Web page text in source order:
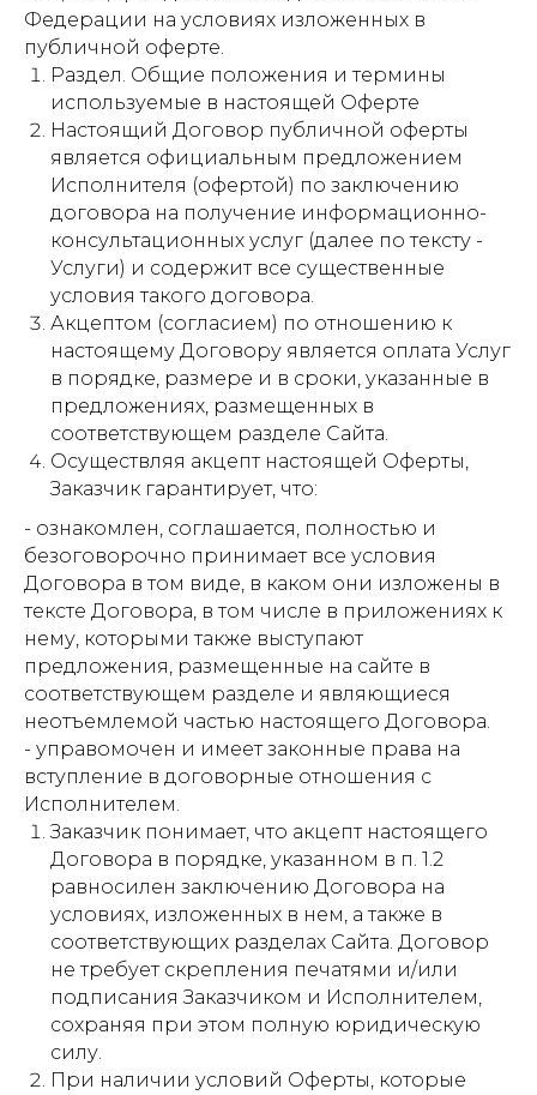
Федерации на условиях изложенных в
публичной оферте.
Раздел. Общие положения и термины
используемые в настоящей Оферте
Настоящий Договор публичной оферты
является официальным предложением
Исполнителя (офертой) по заключению
договора на получение информационно-
консультационных услуг (далее по тексту -
Услуги) и содержит все существенные
условия такого договора.
Акцептом (согласием) по отношению к
настоящему Договору является оплата Услуг
в порядке, размере и в сроки, указанные в
предложениях, размещенных в
соответствующем разделе Сайта.
Осуществляя акцепт настоящей Оферты,
Заказчик гарантирует, что:
- ознакомлен, соглашается, полностью и
безоговорочно принимает все условия
Договора в том виде, в каком они изложены в
тексте Договора, в том числе в приложениях к
нему, которыми также выступают
предложения, размещенные на сайте в
соответствующем разделе и являющиеся
неотъемлемой частью настоящего Договора.
- управомочен и имеет законные права на
вступление в договорные отношения с
Исполнителем.
Заказчик понимает, что акцепт настоящего
Договора в порядке, указанном в п. 1.2
равносилен заключению Договора на
условиях, изложенных в нем, а также в
соответствующих разделах Сайта. Договор
не требует скрепления печатями и/или
подписания Заказчиком и Исполнителем,
сохраняя при этом полную юридическую
силу.
При наличии условий Оферты, которые